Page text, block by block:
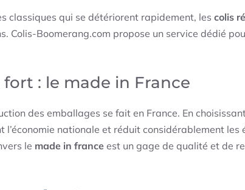
classiques qui se détériorent rapidement, les colis
Colis-Boomerang.com propose un service dédié
: le made in France
des emballages se fait en France. En
l’économie nationale et réduit considérablement les
le made in france est un gage de qualité et de